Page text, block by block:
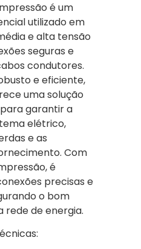
é um
utilizado em
e alta tensão
seguras e
condutores.
e eficiente,
uma solução
garantir a
elétrico,
e as
Com
é
precisas e
o bom
rede de energia.